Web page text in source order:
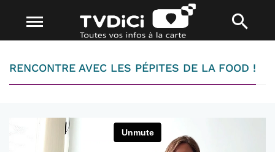
RENCONTRE AVEC LES PÉPITES DE LA FOOD !